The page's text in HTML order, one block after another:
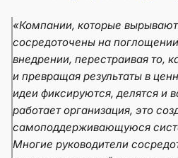
«Компании, которые
сосредоточены на
внедрении, перестраивая то,
и превращая результаты в
идеи фиксируются, делятся и
работает организация, это
самоподдерживающуюся
Многие руководители